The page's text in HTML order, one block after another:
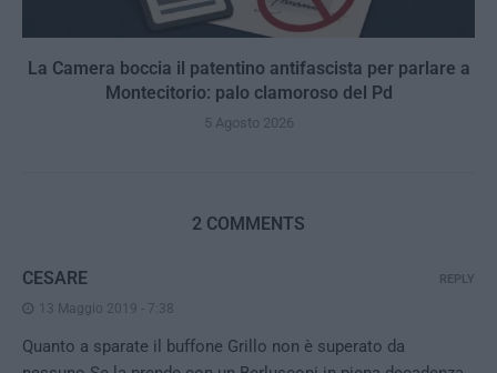
La Camera boccia il patentino antifascista per parlare a
Montecitorio: palo clamoroso del Pd
5 Agosto 2026
2 COMMENTS
CESARE
13 Maggio 2019 - 7:38
Quanto a sparate il buffone Grillo non è superato da
REPLY